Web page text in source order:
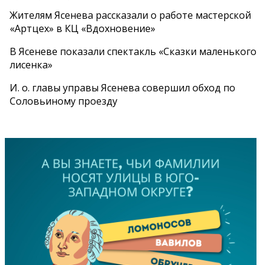
Жителям Ясенева рассказали о работе мастерской
«Артцех» в КЦ «Вдохновение»
В Ясеневе показали спектакль «Сказки маленького
лисенка»
И. о. главы управы Ясенева совершил обход по
Соловьиному проезду